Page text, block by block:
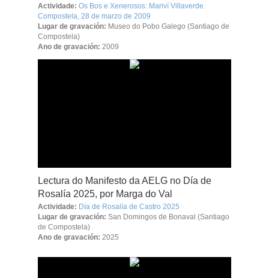
Actividade: Os Bos e Xenerosos: Mariví Villaverde.
Compostela, 28 de marzo de 2009
Lugar de gravación: Museo do Pobo Galego (Santiago de
Compostela)
Ano de gravación: 2009
Lectura do Manifesto da AELG no Día de
Rosalía 2025, por Marga do Val
Actividade: Día de Rosalía de Castro 2025
Lugar de gravación: San Domingos de Bonaval (Santiago
de Compostela)
Ano de gravación: 2025